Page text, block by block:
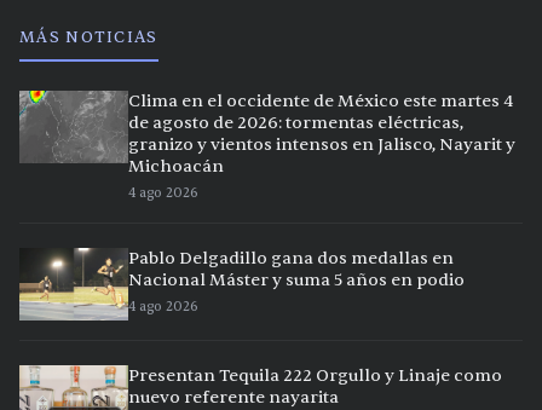
MÁS NOTICIAS
Clima en el occidente de México este martes 4
de agosto de 2026: tormentas eléctricas,
granizo y vientos intensos en Jalisco, Nayarit y
Michoacán
4 ago 2026
Pablo Delgadillo gana dos medallas en
Nacional Máster y suma 5 años en podio
4 ago 2026
Presentan Tequila 222 Orgullo y Linaje como
nuevo referente nayarita